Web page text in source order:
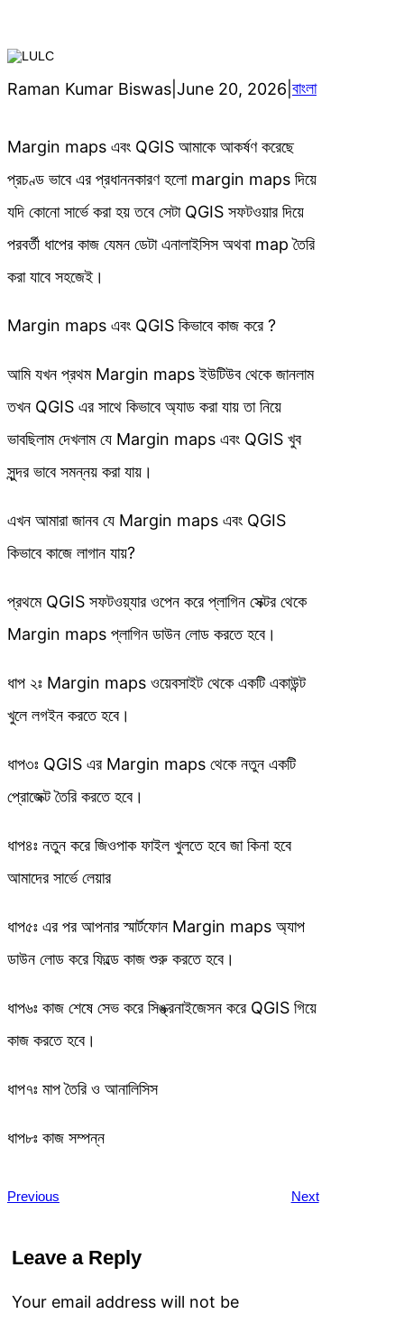
Raman Kumar Biswas June 20, 2026 বাংলা
Margin maps এবং QGIS আমাকে আকর্ষণ করেছে
প্রচণ্ড ভাবে এর প্রধাননকারণ হলো margin maps দিয়ে
যদি কোনো সার্ভে করা হয় তবে সেটা QGIS সফটওয়ার দিয়ে
পরবর্তী ধাপের কাজ যেমন ডেটা এনালাইসিস অথবা map তৈরি
করা যাবে সহজেই।
Margin maps এবং QGIS কিভাবে কাজ করে ?
আমি যখন প্রথম Margin maps ইউটিউব থেকে জানলাম
তখন QGIS এর সাথে কিভাবে অ্যাড করা যায় তা নিয়ে
ভাবছিলাম দেখলাম যে Margin maps এবং QGIS খুব
সুন্দর ভাবে সমন্নয় করা যায়।
এখন আমারা জানব যে Margin maps এবং QGIS
কিভাবে কাজে লাগান যায়?
প্রথমে QGIS সফটওয়্যার ওপেন করে প্লাগিন সেক্টর থেকে
Margin maps প্লাগিন ডাউন লোড করতে হবে।
ধাপ ২ঃ Margin maps ওয়েবসাইট থেকে একটি একাউন্ট
খুলে লগইন করতে হবে।
ধাপ৩ঃ QGIS এর Margin maps থেকে নতুন একটি
প্রোজেক্ট তৈরি করতে হবে।
ধাপ৪ঃ নতুন করে জিওপাক ফাইল খুলতে হবে জা কিনা হবে
আমাদের সার্ভে লেয়ার
ধাপ৫ঃ এর পর আপনার স্মার্টফোন Margin maps অ্যাপ
ডাউন লোড করে ফিল্ডে কাজ শুরু করতে হবে।
ধাপ৬ঃ কাজ শেষে সেভ করে সিঙ্ক্রনাইজেসন করে QGIS গিয়ে
কাজ করতে হবে।
ধাপ৭ঃ মাপ তৈরি ও আনালিসিস
ধাপ৮ঃ কাজ সম্পন্ন
Previous Next
Leave a Reply
Your email address will not be